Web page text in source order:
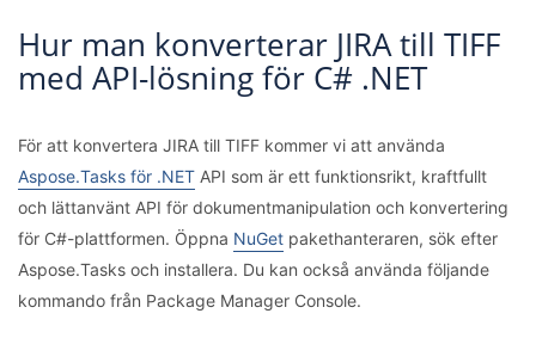
Hur man konverterar JIRA till TIFF
med API-lösning för C# .NET
För att konvertera JIRA till TIFF kommer vi att använda
Aspose.Tasks för .NET API som är ett funktionsrikt, kraftfullt
och lättanvänt API för dokumentmanipulation och konvertering
för C#-plattformen. Öppna NuGet pakethanteraren, sök efter
Aspose.Tasks och installera. Du kan också använda följande
kommando från Package Manager Console.